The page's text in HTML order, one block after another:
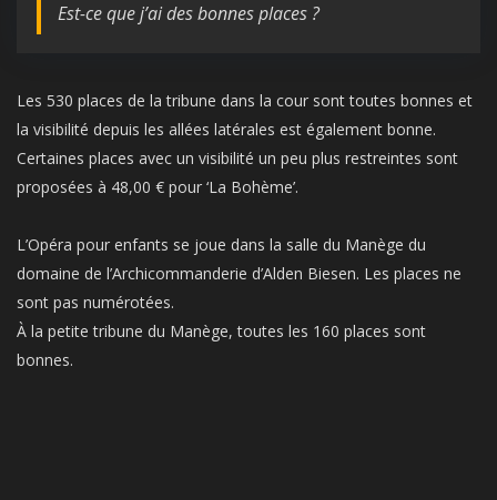
Est-ce que j’ai des bonnes places ?
Les 530 places de la tribune dans la cour sont toutes bonnes et
la visibilité depuis les allées latérales est également bonne.
Certaines places avec un visibilité un peu plus restreintes sont
proposées à 48,00 € pour ‘La Bohème’.
L’Opéra pour enfants se joue dans la salle du Manège du
domaine de l’Archicommanderie d’Alden Biesen. Les places ne
sont pas numérotées.
À la petite tribune du Manège, toutes les 160 places sont
bonnes.